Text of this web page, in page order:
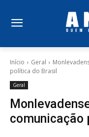
Início Geral
política do Brasil
Geral
comunicação